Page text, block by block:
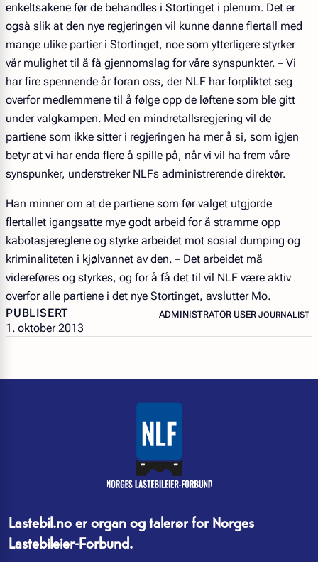
enkeltsakene før de behandles i Stortinget i plenum. Det er
også slik at den nye regjeringen vil kunne danne flertall med
mange ulike partier i Stortinget, noe som ytterligere styrker
vår mulighet til å få gjennomslag for våre synspunkter. – Vi
har fire spennende år foran oss, der NLF har forpliktet seg
overfor medlemmene til å følge opp de løftene som ble gitt
under valgkampen. Med en mindretallsregjering vil de
partiene som ikke sitter i regjeringen ha mer å si, som igjen
betyr at vi har enda flere å spille på, når vi vil ha frem våre
synspunker, understreker NLFs administrerende direktør.
Han minner om at de partiene som før valget utgjorde
flertallet igangsatte mye godt arbeid for å stramme opp
kabotasjereglene og styrke arbeidet mot sosial dumping og
kriminaliteten i kjølvannet av den. – Det arbeidet må
videreføres og styrkes, og for å få det til vil NLF være aktiv
overfor alle partiene i det nye Stortinget, avslutter Mo.
PUBLISERT
1. oktober 2013
ADMINISTRATOR USER –
JOURNALIST
Lastebil.no er organ og talerør for Norges
Lastebileier-Forbund.